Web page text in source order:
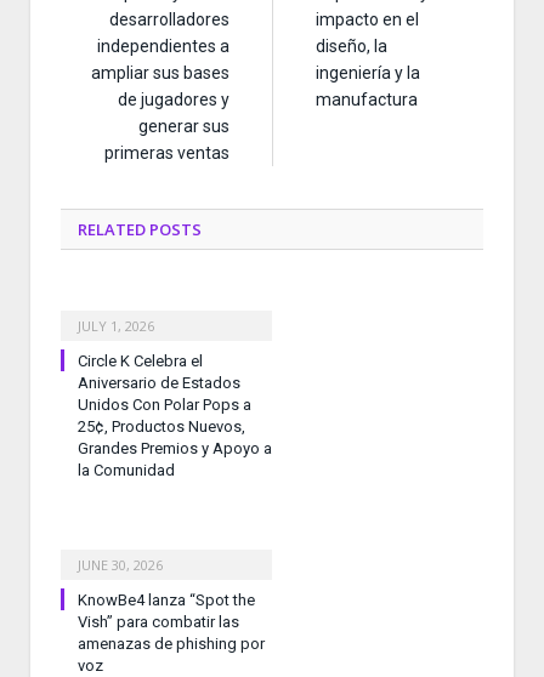
desarrolladores
independientes a
ampliar sus bases
de jugadores y
generar sus
primeras ventas
impacto en el
diseño, la
ingeniería y la
manufactura
RELATED POSTS
JULY 1, 2026
Circle K Celebra el
Aniversario de Estados
Unidos Con Polar Pops a
25¢, Productos Nuevos,
Grandes Premios y Apoyo a
la Comunidad
JUNE 30, 2026
KnowBe4 lanza “Spot the
Vish” para combatir las
amenazas de phishing por
voz